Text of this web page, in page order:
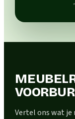
Vertel ons wat je